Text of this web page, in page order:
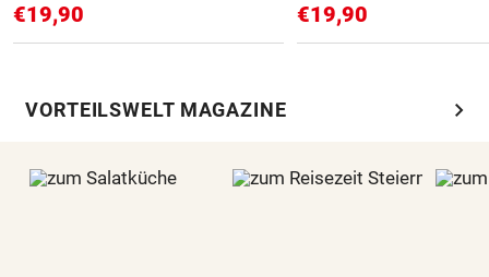
€19,90 €19,90
VORTEILSWELT MAGAZINE chevron_right